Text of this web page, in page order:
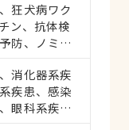
狂犬病ワク
ン、抗体検
防、ノミ・
種検査、外
消化器系疾
疾患、感染
眼科系疾